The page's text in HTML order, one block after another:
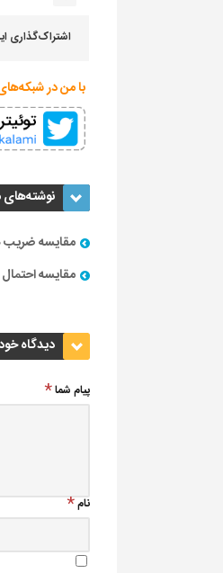
اشتراک‌گذاری
با من در
نوشته‌های
مقایسه
مقایسه
دیدگاه
پیام شما
نام